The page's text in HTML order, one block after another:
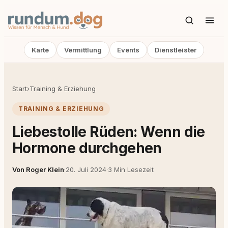
Karte Vermittlung Events Dienstleister
Start›Training & Erziehung
TRAINING & ERZIEHUNG
Liebestolle Rüden: Wenn die
Hormone durchgehen
Von Roger Klein·20. Juli 2024·3 Min Lesezeit